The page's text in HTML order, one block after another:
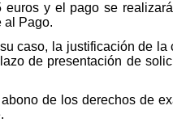
y el pago se
al Pago.
caso, la justificación de
de presentación de
de los derechos de